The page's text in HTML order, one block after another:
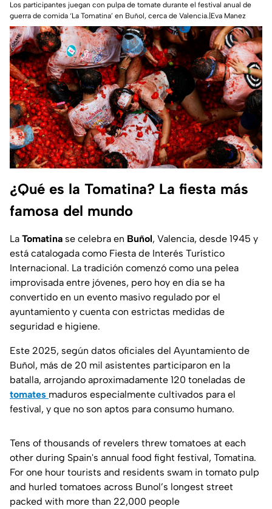
Los participantes juegan con pulpa de tomate durante el festival anual de
guerra de comida ‘La Tomatina’ en Buñol, cerca de Valencia.|Eva Manez
¿Qué es la Tomatina? La fiesta más
famosa del mundo
La Tomatina se celebra en Buñol, Valencia, desde 1945 y
está catalogada como Fiesta de Interés Turístico
Internacional. La tradición comenzó como una pelea
improvisada entre jóvenes, pero hoy en día se ha
convertido en un evento masivo regulado por el
ayuntamiento y cuenta con estrictas medidas de
seguridad e higiene.
Este 2025, según datos oficiales del Ayuntamiento de
Buñol, más de 20 mil asistentes participaron en la
batalla, arrojando aproximadamente 120 toneladas de
tomates maduros especialmente cultivados para el
festival, y que no son aptos para consumo humano.
Tens of thousands of revelers threw tomatoes at each
other during Spain's annual food fight festival, Tomatina.
For one hour tourists and residents swam in tomato pulp
and hurled tomatoes across Bunol’s longest street
packed with more than 22,000 people